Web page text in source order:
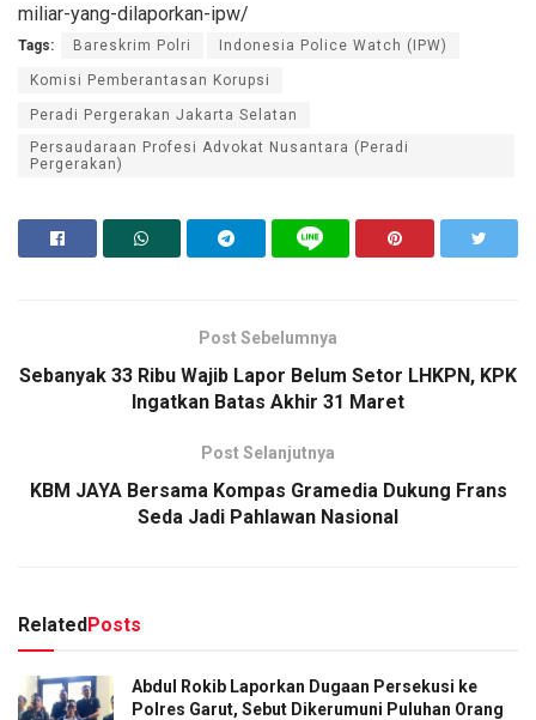
miliar-yang-dilaporkan-ipw/
Tags: Bareskrim Polri Indonesia Police Watch (IPW)
Komisi Pemberantasan Korupsi
Peradi Pergerakan Jakarta Selatan
Persaudaraan Profesi Advokat Nusantara (Peradi
Pergerakan)
Post Sebelumnya
Sebanyak 33 Ribu Wajib Lapor Belum Setor LHKPN, KPK
Ingatkan Batas Akhir 31 Maret
Post Selanjutnya
KBM JAYA Bersama Kompas Gramedia Dukung Frans
Seda Jadi Pahlawan Nasional
RelatedPosts
Abdul Rokib Laporkan Dugaan Persekusi ke
Polres Garut, Sebut Dikerumuni Puluhan Orang